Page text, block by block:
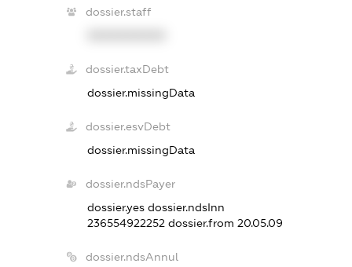
dossier.staff
dossier.taxDebt
dossier.missingData
dossier.esvDebt
dossier.missingData
dossier.ndsPayer
dossier.yesdossier.ndsInn
236554922252dossier.from 20.05.09
dossier.ndsAnnul